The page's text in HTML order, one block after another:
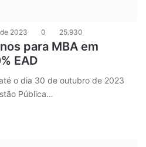
2023 0 25.930
para MBA em
EAD
o dia 30 de outubro de 2023
Pública…